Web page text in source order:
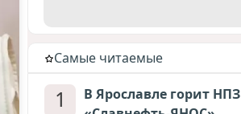
Cамые читаемые
1
В Ярославле горит НПЗ